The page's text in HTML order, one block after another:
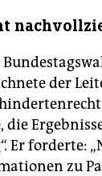
der
die
Er forderte:
zu